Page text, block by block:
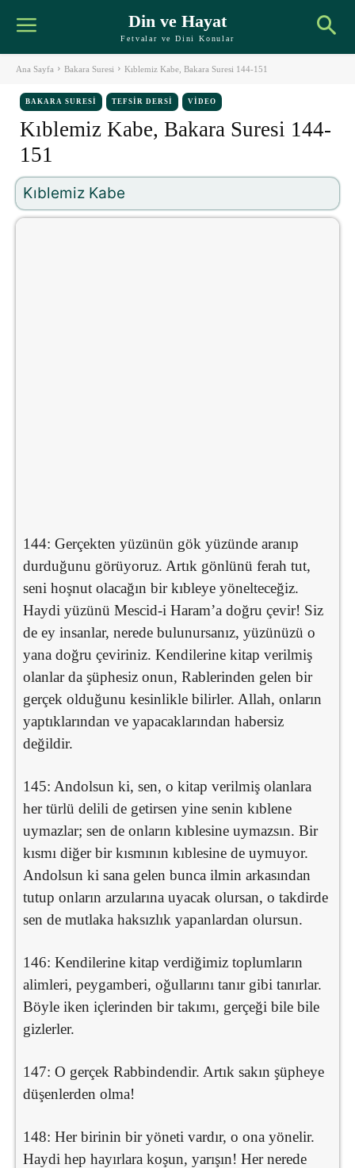
Din ve Hayat
Fetvalar ve Dini Konular
Ana Sayfa Bakara Suresi Kıblemiz Kabe, Bakara Suresi 144-151
BAKARA SURESI TEFSIR DERSI VIDEO
Kıblemiz Kabe, Bakara Suresi 144-
151
Kıblemiz Kabe
144: Gerçekten yüzünün gök yüzünde aranıp
durduğunu görüyoruz. Artık gönlünü ferah tut,
seni hoşnut olacağın bir kıbleye yönelteceğiz.
Haydi yüzünü Mescid-i Haram’a doğru çevir! Siz
de ey insanlar, nerede bulunursanız, yüzünüzü o
yana doğru çeviriniz. Kendilerine kitap verilmiş
olanlar da şüphesiz onun, Rablerinden gelen bir
gerçek olduğunu kesinlikle bilirler. Allah, onların
yaptıklarından ve yapacaklarından habersiz
değildir.
145: Andolsun ki, sen, o kitap verilmiş olanlara
her türlü delili de getirsen yine senin kıblene
uymazlar; sen de onların kıblesine uymazsın. Bir
kısmı diğer bir kısmının kıblesine de uymuyor.
Andolsun ki sana gelen bunca ilmin arkasından
tutup onların arzularına uyacak olursan, o takdirde
sen de mutlaka haksızlık yapanlardan olursun.
146: Kendilerine kitap verdiğimiz toplumların
alimleri, peygamberi, oğullarını tanır gibi tanırlar.
Böyle iken içlerinden bir takımı, gerçeği bile bile
gizlerler.
147: O gerçek Rabbindendir. Artık sakın şüpheye
düşenlerden olma!
148: Her birinin bir yöneti vardır, o ona yönelir.
Haydi hep hayırlara koşun, yarışın! Her nerede